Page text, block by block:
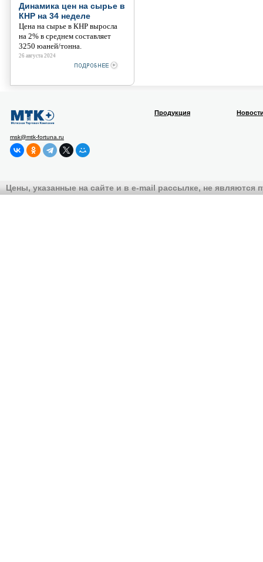
Динамика цен на сырье в
КНР на 34 неделе
Цена на сырье в КНР выросла
на 2% в среднем составляет
3250 юаней/тонна.
26 августа 2024
msk@mtk-fortuna.ru
Продукция
Цены, указанные на сайте и в e-mail рассылке, не являются